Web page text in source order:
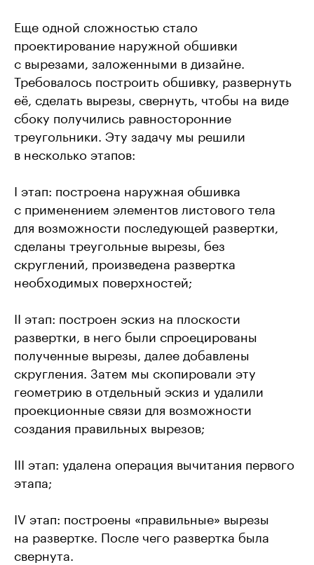
Еще одной сложностью стало
проектирование наружной обшивки
с вырезами, заложенными в дизайне.
Требовалось построить обшивку, развернуть
её, сделать вырезы, свернуть, чтобы на виде
сбоку получились равносторонние
треугольники. Эту задачу мы решили
в несколько этапов:
I этап: построена наружная обшивка
с применением элементов листового тела
для возможности последующей развертки,
сделаны треугольные вырезы, без
скруглений, произведена развертка
необходимых поверхностей;
II этап: построен эскиз на плоскости
развертки, в него были спроецированы
полученные вырезы, далее добавлены
скругления. Затем мы скопировали эту
геометрию в отдельный эскиз и удалили
проекционные связи для возможности
создания правильных вырезов;
III этап: удалена операция вычитания первого
этапа;
IV этап: построены «правильные» вырезы
на развертке. После чего развертка была
свернута.